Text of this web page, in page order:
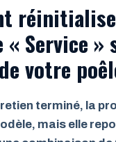
« Service »
votre
terminé, la
mais elle